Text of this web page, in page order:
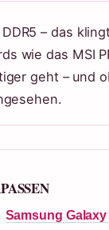
– das
wie das MSI
geht – und
Samsung Galaxy